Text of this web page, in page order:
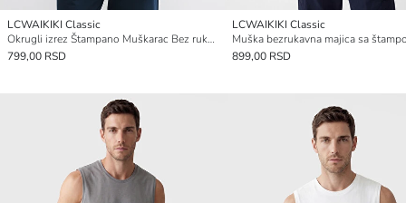
LCWAIKIKI Classic
Okrugli izrez Štampano Muškarac Bez rukava Majica
799,00 RSD
LCWAIKIKI Classic
899,00 RSD